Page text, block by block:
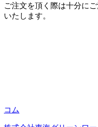
ご注文を頂く際は十分に
いたします。
コム